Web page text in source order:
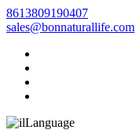
8613809190407
sales@bonnaturallife.com
Language